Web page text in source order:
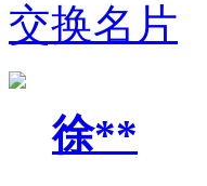
交换名片
徐**